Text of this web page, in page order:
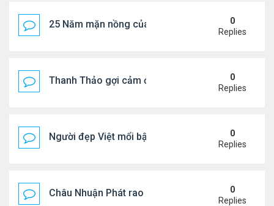
25 Năm mặn nồng của 'Điệp viên 007'
0
Replies
Thanh Thảo gợi cảm ở tuổi 49
0
Replies
Người đẹp Việt mổi bật giữa dàn sao châu Á
0
Replies
Châu Nhuận Phát rao bán tài sản
0
Replies